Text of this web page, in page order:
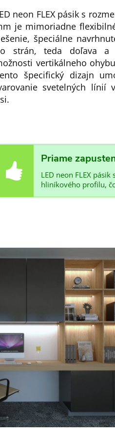
neon FLEX pásik s
je mimoriadne
špeciálne
strán, teda doľava a
vertikálneho
špecifický dizajn
svetelných línií
Priame
LED neon FLEX
hliníkového profilu,